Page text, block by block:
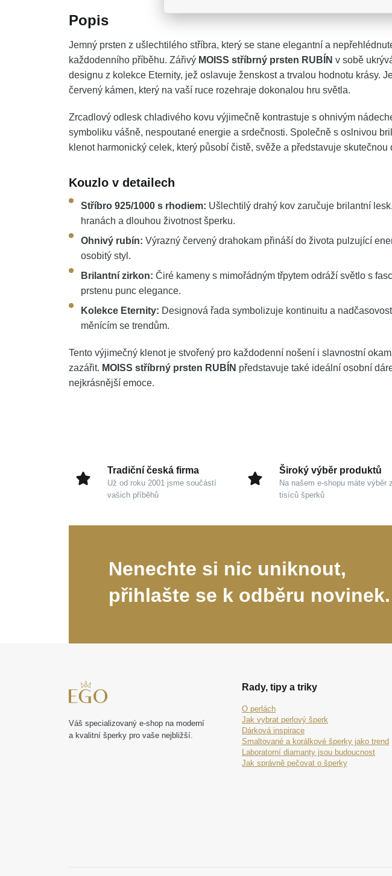
Popis
Jemný prsten z ušlechtilého stříbra, který se stane elegantní a
každodenního příběhu. Zářivý MOISS stříbrný prsten RUBÍN v sobě
designu z kolekce Eternity, jež oslavuje ženskost a trvalou hodnotu krásy.
červený kámen, který na vaší ruce rozehraje dokonalou hru světla.
Zrcadlový odlesk chladivého kovu výjimečně kontrastuje s ohnivým
symboliku vášně, nespoutané energie a srdečnosti. Společně s oslnivou
klenot harmonický celek, který působí čistě, svěže a představuje
Kouzlo v detailech
Stříbro 925/1000 s rhodiem: Ušlechtilý drahý kov zaručuje brilantní
hranách a dlouhou životnost šperku.
Ohnivý rubín: Výrazný červený drahokam přináší do života pulzující
osobitý styl.
Brilantní zirkon: Čiré kameny s mimořádným třpytem odráží světlo s
prstenu punc elegance.
Kolekce Eternity: Designová řada symbolizuje kontinuitu a
měnícím se trendům.
Tento výjimečný klenot je stvořený pro každodenní nošení i slavnostní
zazářit. MOISS stříbrný prsten RUBÍN představuje také ideální osobní
nejkrásnější emoce.
Tradiční česká firma
Už od roku 2001 jsme součástí
vašich příběhů
Široký výběr produktů
Na našem e-shopu máte výběr z
tisíců šperků
Nenechte si nic uniknout,
přihlašte se k odběru novinek.
Váš specializovaný e-shop na moderní
a kvalitní šperky pro vaše nejbližší.
Rady, tipy a triky
O perlách
Jak vybrat perlový šperk
Dárková inspirace
Smaltované a korálkové šperky jako trend
Laboratorní diamanty jsou budoucnost
Jak správně pečovat o šperky